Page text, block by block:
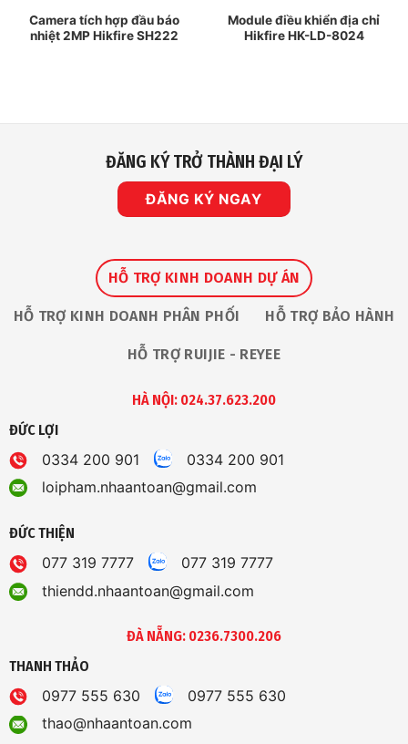
Camera tích hợp đầu báo
nhiệt 2MP Hikfire SH222
Module điều khiển địa chỉ
Hikfire HK-LD-8024
ĐĂNG KÝ TRỞ THÀNH ĐẠI LÝ
ĐĂNG KÝ NGAY
HỖ TRỢ KINH DOANH DỰ ÁN
HỖ TRỢ KINH DOANH PHÂN PHỐI HỖ TRỢ BẢO HÀNH
HỖ TRỢ RUIJIE - REYEE
HÀ NỘI: 024.37.623.200
ĐỨC LỢI
0334 200 901
0334 200 901
loipham.nhaantoan@gmail.com
ĐỨC THIỆN
077 319 7777
077 319 7777
thiendd.nhaantoan@gmail.com
ĐÀ NẴNG: 0236.7300.206
THANH THẢO
0977 555 630
0977 555 630
thao@nhaantoan.com